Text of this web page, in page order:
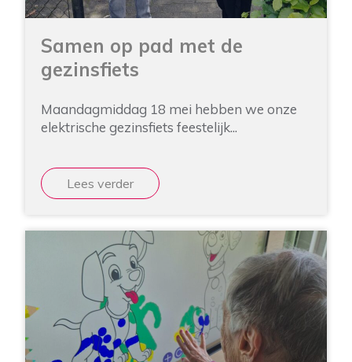
Samen op pad met de
gezinsfiets
Maandagmiddag 18 mei hebben we onze
elektrische gezinsfiets feestelijk...
Lees verder